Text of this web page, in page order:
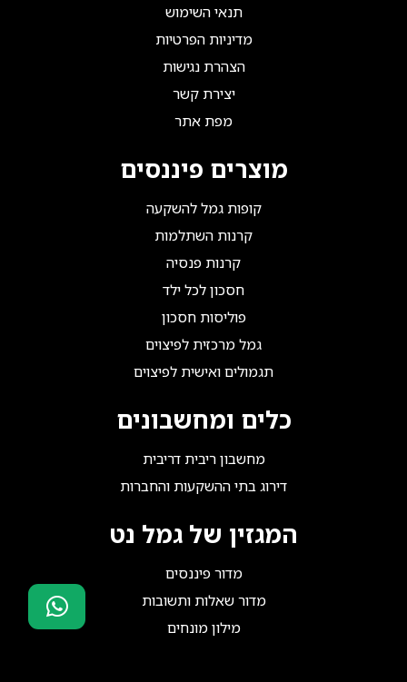
תנאי השימוש
מדיניות הפרטיות
הצהרת נגישות
יצירת קשר
מפת אתר
מוצרים פיננסים
קופות גמל להשקעה
קרנות השתלמות
קרנות פנסיה
חסכון לכל ילד
פוליסות חסכון
גמל מרכזית לפיצוים
תגמולים ואישית לפיצוים
כלים ומחשבונים
מחשבון ריבית דריבית
דירוג בתי ההשקעות והחברות
המגזין של גמל נט
מדור פיננסים
מדור שאלות ותשובות
מילון מונחים